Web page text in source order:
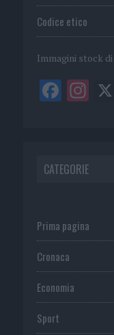
Codice etico
Immagini stock di
CATEGORIE
Prima pagina
Cronaca
Economia
Sport